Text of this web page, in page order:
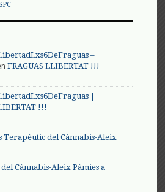
–
FRAGUAS LLIBERTAT !!!
|
!!!
Terapèutic del Cànnabis-Aleix
Cànnabis-Aleix Pàmies a